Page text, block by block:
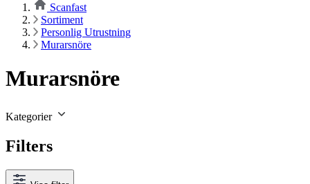
Scanfast
Sortiment
Personlig Utrustning
Murarsnöre
Murarsnöre
Kategorier
Filters